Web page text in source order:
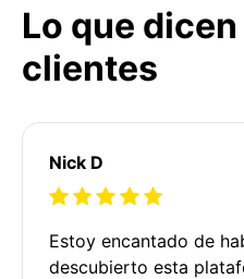
Lo que
clientes
Nick D
Estoy encantado de
descubierto esta